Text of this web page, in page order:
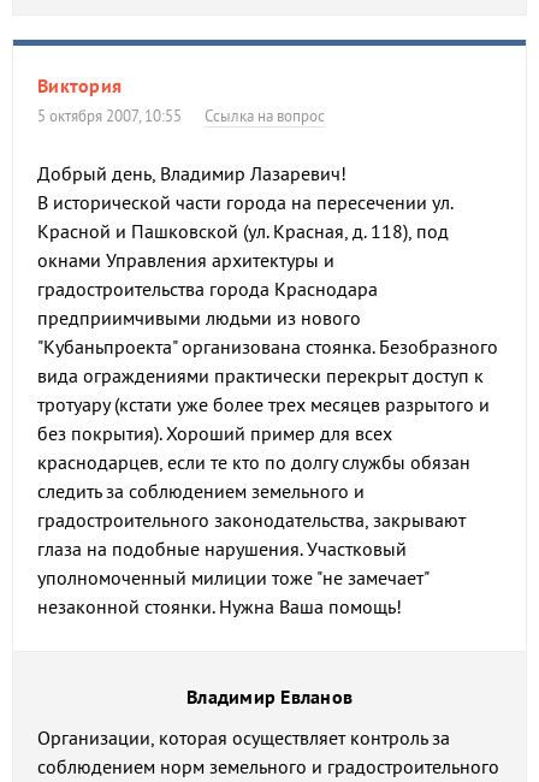
Виктория
5 октября 2007, 10:55 Ссылка на вопрос
Добрый день, Владимир Лазаревич!
В исторической части города на пересечении ул.
Красной и Пашковской (ул. Красная, д. 118), под
окнами Управления архитектуры и
градостроительства города Краснодара
предприимчивыми людьми из нового
"Кубаньпроекта" организована стоянка. Безобразного
вида ограждениями практически перекрыт доступ к
тротуару (кстати уже более трех месяцев разрытого и
без покрытия). Хороший пример для всех
краснодарцев, если те кто по долгу службы обязан
следить за соблюдением земельного и
градостроительного законодательства, закрывают
глаза на подобные нарушения. Участковый
уполномоченный милиции тоже "не замечает"
незаконной стоянки. Нужна Ваша помощь!
Владимир Евланов
Организации, которая осуществляет контроль за
соблюдением норм земельного и градостроительного